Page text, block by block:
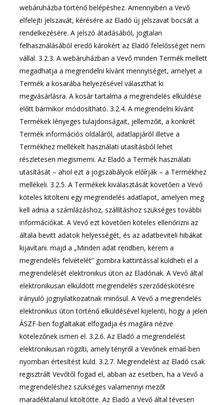
webáruházba történő belépéshez. Amennyiben a Vevő
elfelejti jelszavát, kérésére az Eladó új jelszavat bocsát a
rendelkezésére. A jelszó átadásából, jogtalan
felhasználásából eredő károkért az Eladó felelősséget nem
vállal. 3.2.3. A webáruházban a Vevő minden Termék mellett
megadhatja a megrendelni kívánt mennyiséget, amelyet a
Termék a kosarába helyezésével választhat ki
megvásárlásra. A kosár tartalma a megrendelés elküldése
előtt bármikor módosítható. 3.2.4. A megrendelni kívánt
Termékek lényeges tulajdonságait, jellemzőit, a konkrét
Termék információs oldaláról, adatlapjáról illetve a
Termékhez mellékelt használati utasításból lehet
részletesen megismerni. Az Eladó a Termék használati
utasítását – ahol ezt a jogszabályok előírják – a Termékhez
mellékeli. 3.2.5. A Termékek kiválasztását követően a Vevő
köteles kitölteni egy megrendelés adatlapot, amelyen meg
kell adnia a számlázáshoz, szállításhoz szükséges további
információkat. A Vevő ezt követően köteles ellenőrizni az
általa bevitt adatok helyességét, és az adatbeviteli hibákat
kijavítani. majd a „Minden adat rendben, kérem a
megrendelés felvételét” gombra kattintással küldheti el a
megrendelését elektronikus úton az Eladónak. A Vevő által
elektronikusan elküldött megrendelés szerződéskötésre
irányuló jognyilatkozatnak minősül. A Vevő a megrendelés
elektronikus úton történő elküldésével kijelenti, hogy a jelen
ÁSZF-ben foglaltakat elfogadja és magára nézve
kötelezőnek ismeri el. 3.2.6. Az Eladó a megrendelést
elektronikusan rögzíti, amely tényről a Vevőnek email-ben
nyomban értesítést küld. 3.2.7. Megrendelést az Eladó csak
regisztrált Vevőtől fogad el, abban az esetben, ha a Vevő a
megrendeléshez szükséges valamennyi mezőt
maradéktalanul kitöltötte. Az Eladó a Vevő által tévesen